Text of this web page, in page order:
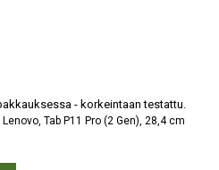
- korkeintaan testattu.
Tab P11 Pro (2 Gen), 28,4 cm